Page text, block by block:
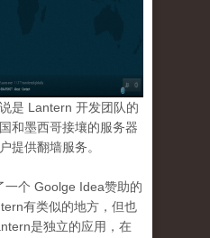
是 Lantern 开发团队的
和墨西哥接壤的服务器
提供翻墙服务。
一个 Goolge Idea赞助的
有类似的地方，但也
是独立的应用，在